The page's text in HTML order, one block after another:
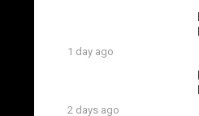
1 day ago
2 days ago